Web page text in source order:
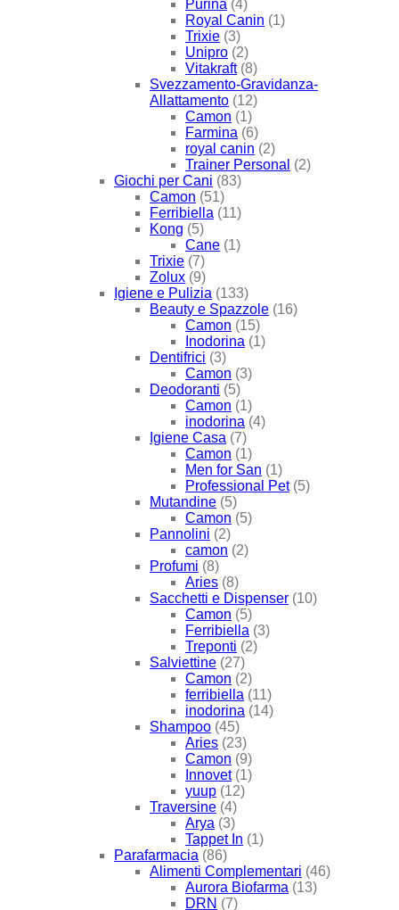
Purina (4)
Royal Canin (1)
Trixie (3)
Unipro (2)
Vitakraft (8)
Svezzamento-Gravidanza-
Allattamento (12)
Camon (1)
Farmina (6)
royal canin (2)
Trainer Personal (2)
Giochi per Cani (83)
Camon (51)
Ferribiella (11)
Kong (5)
Cane (1)
Trixie (7)
Zolux (9)
Igiene e Pulizia (133)
Beauty e Spazzole (16)
Camon (15)
Inodorina (1)
Dentifrici (3)
Camon (3)
Deodoranti (5)
Camon (1)
inodorina (4)
Igiene Casa (7)
Camon (1)
Men for San (1)
Professional Pet (5)
Mutandine (5)
Camon (5)
Pannolini (2)
camon (2)
Profumi (8)
Aries (8)
Sacchetti e Dispenser (10)
Camon (5)
Ferribiella (3)
Treponti (2)
Salviettine (27)
Camon (2)
ferribiella (11)
inodorina (14)
Shampoo (45)
Aries (23)
Camon (9)
Innovet (1)
yuup (12)
Traversine (4)
Arya (3)
Tappet In (1)
Parafarmacia (86)
Alimenti Complementari (46)
Aurora Biofarma (13)
DRN (7)